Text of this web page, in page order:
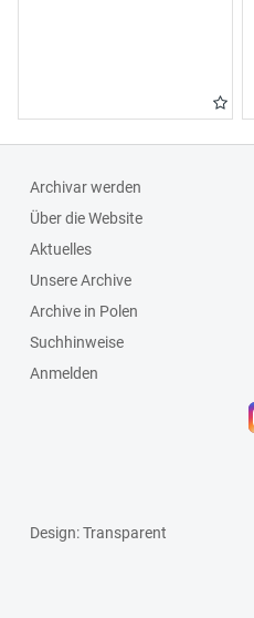
Archivar werden
Über die Website
Aktuelles
Unsere Archive
Archive in Polen
Suchhinweise
Anmelden
Design: Transparent